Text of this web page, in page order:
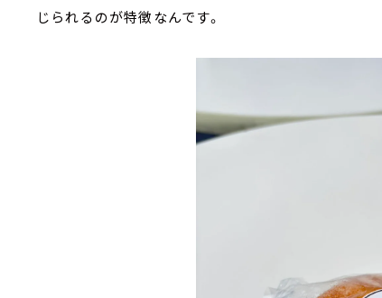
じられるのが特徴なんです。